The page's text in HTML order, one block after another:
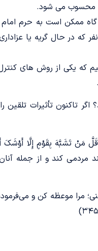
محسوب می شود.
ممکن است به حرم امام
که در حال گریه یا
که یکی از روش های
تاکنون تأثیرات تلقین
مَنْ تَشَبَّهَ بِقَوْمٍ إِلَّا أَوْشَکَ
مردمى کند و از جمله
مرا موعظه کن و